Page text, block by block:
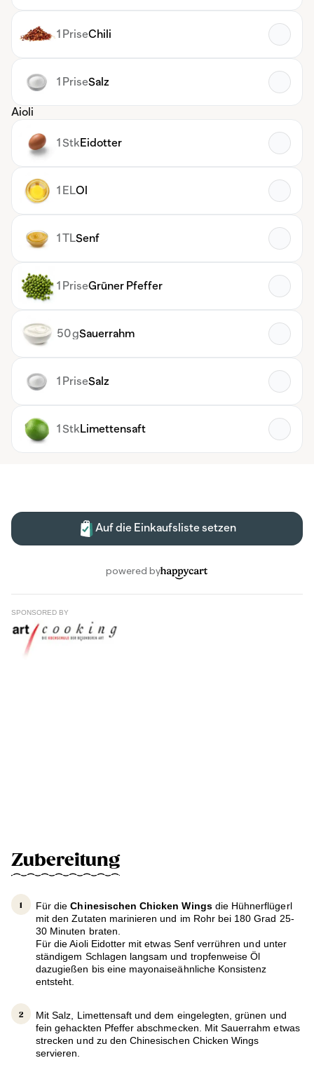
SPONSORED BY
Zubereitung
Für dieChinesischen Chicken Wingsdie Hühnerflügerl
mit den Zutaten marinieren und im Rohr bei 180 Grad 25-
30 Minuten braten.
Für die Aioli Eidotter mit etwas Senf verrühren und unter
ständigem Schlagen langsam und tropfenweise Öl
dazugießen bis eine mayonaiseähnliche Konsistenz
entsteht.
Mit Salz, Limettensaft und dem eingelegten, grünen und
fein gehackten Pfeffer abschmecken. Mit Sauerrahm etwas
strecken und zu den Chinesischen Chicken Wings
servieren.